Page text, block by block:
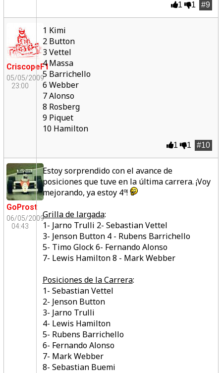
#9
1 1
CriscopeF1
05/05/2009
23:00
1 Kimi
2 Button
3 Vettel
4 Massa
5 Barrichello
6 Webber
7 Alonso
8 Rosberg
9 Piquet
10 Hamilton
#10
1 1
GoProst
06/05/2009
04:43
Estoy sorprendido con el avance de
posiciones que tuve en la última carrera. ¡Voy
mejorando, ya estoy 4º!
Grilla de largada:
1- Jarno Trulli 2- Sebastian Vettel
3- Jenson Button 4 - Rubens Barrichello
5- Timo Glock 6- Fernando Alonso
7- Lewis Hamilton 8 - Mark Webber
Posiciones de la Carrera:
1- Sebastian Vettel
2- Jenson Button
3- Jarno Trulli
4- Lewis Hamilton
5- Rubens Barrichello
6- Fernando Alonso
7- Mark Webber
8- Sebastian Buemi